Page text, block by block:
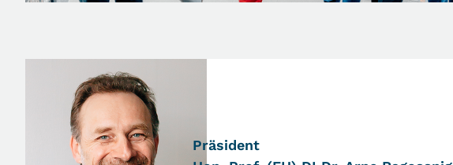
Präsident